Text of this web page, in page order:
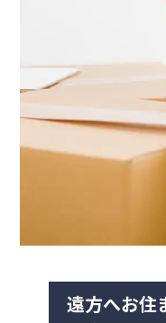
Olympica
Serafino G2
Wall G2
Solo Home
Sonetto I G2
Stradivari G2
遠方へお住